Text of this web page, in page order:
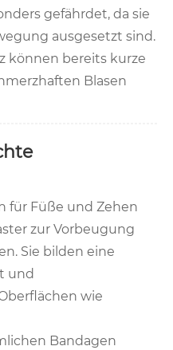
gefährdet, da sie
ausgesetzt sind.
können bereits kurze
Blasen
für Füße und Zehen
zur Vorbeugung
Sie bilden eine
und
wie
Bandagen